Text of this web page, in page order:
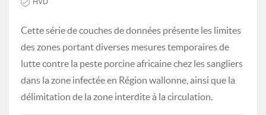
Cette série de couches de données présente les limites
des zones portant diverses mesures temporaires de
lutte contre la peste porcine africaine chez les sangliers
dans la zone infectée en Région wallonne, ainsi que la
délimitation de la zone interdite à la circulation.